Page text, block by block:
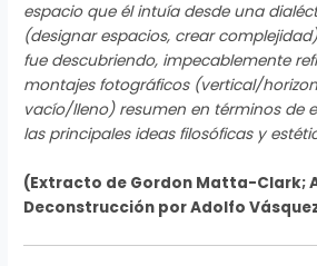
espacio que él intuía desde una
(designar espacios, crear
fue descubriendo, impecablemente
montajes fotográficos (vertical/
vacío/lleno) resumen en términos de
las principales ideas filosóficas y
(Extracto de Gordon Matta-Clark;
Deconstrucción por Adolfo